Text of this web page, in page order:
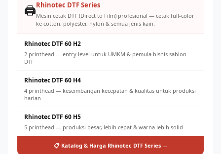
🖨️Rhinotec DTF Series
Mesin cetak DTF (Direct to Film) profesional — cetak full-color
ke cotton, polyester, nylon & semua jenis kain.
Rhinotec DTF 60 H2
2 printhead — entry level untuk UMKM & pemula bisnis sablon
DTF
Rhinotec DTF 60 H4
4 printhead — keseimbangan kecepatan & kualitas untuk produksi
harian
Rhinotec DTF 60 H5
5 printhead — produksi besar, lebih cepat & warna lebih solid
📋 Katalog & Harga Rhinotec DTF Series →